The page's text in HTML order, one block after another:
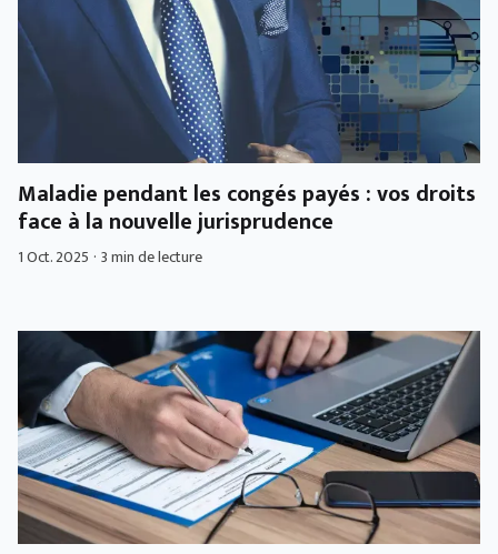
Maladie pendant les congés payés : vos droits
face à la nouvelle jurisprudence
1 Oct. 2025 · 3 min de lecture